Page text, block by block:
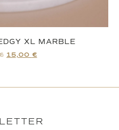
XL MARBLE
15,00 €